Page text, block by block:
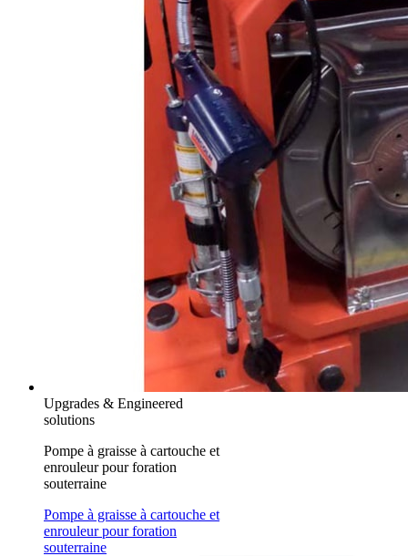
Upgrades & Engineered
solutions
Pompe à graisse à cartouche et
enrouleur pour foration
souterraine
Pompe à graisse à cartouche et
enrouleur pour foration
souterraine